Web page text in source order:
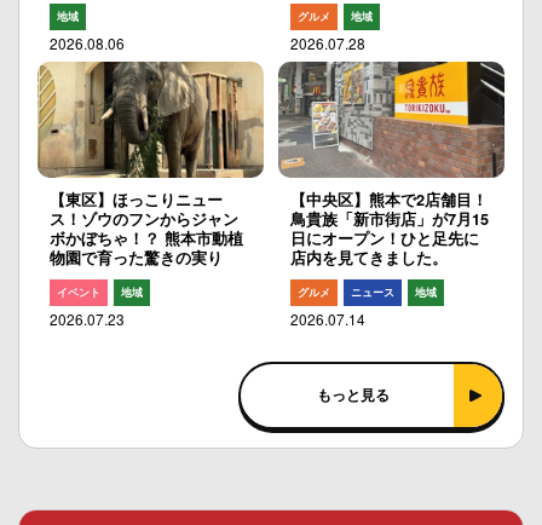
地域
2026.08.06
グルメ 地域
2026.07.28
【東区】ほっこりニュー
ス！ゾウのフンからジャン
ボかぼちゃ！？ 熊本市動植
物園で育った驚きの実り
イベント 地域
2026.07.23
【中央区】熊本で2店舗目！
鳥貴族「新市街店」が7月15
日にオープン！ひと足先に
店内を見てきました。
グルメ ニュース 地域
2026.07.14
もっと見る